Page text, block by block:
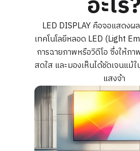
LED DISPLAY คือจอแสดง
เทคโนโลยีหลอด LED (Light
การฉายภาพหรือวิดีโอ ซึ่งให้ภ
สดใส และมองเห็นได้ชัดเจนแม้
แสงจ้า